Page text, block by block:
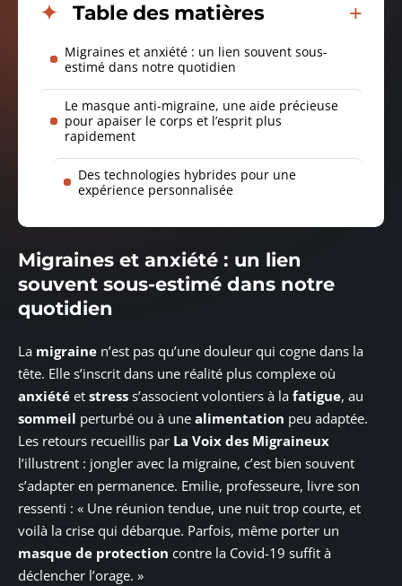
Table des matières
Migraines et anxiété : un lien souvent sous-
estimé dans notre quotidien
Le masque anti-migraine, une aide précieuse
pour apaiser le corps et l’esprit plus
rapidement
Des technologies hybrides pour une
expérience personnalisée
Migraines et anxiété : un lien
souvent sous-estimé dans notre
quotidien
La migraine n’est pas qu’une douleur qui cogne dans la
tête. Elle s’inscrit dans une réalité plus complexe où
anxiété et stress s’associent volontiers à la fatigue, au
sommeil perturbé ou à une alimentation peu adaptée.
Les retours recueillis par La Voix des Migraineux
l’illustrent : jongler avec la migraine, c’est bien souvent
s’adapter en permanence. Emilie, professeure, livre son
ressenti : « Une réunion tendue, une nuit trop courte, et
voilà la crise qui débarque. Parfois, même porter un
masque de protection contre la Covid-19 suffit à
déclencher l’orage. »